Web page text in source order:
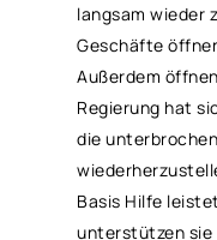
langsam wieder
Geschäfte
Außerdem
Regierung hat
die
Basis Hilfe
unterstützen sie